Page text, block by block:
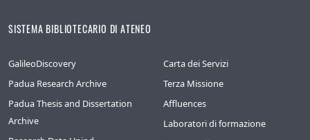
SISTEMA BIBLIOTECARIO DI ATENEO
GalileoDiscovery
Padua Research Archive
Padua Thesis and Dissertation
Archive
Carta dei Servizi
Terza Missione
Affluences
Laboratori di formazione